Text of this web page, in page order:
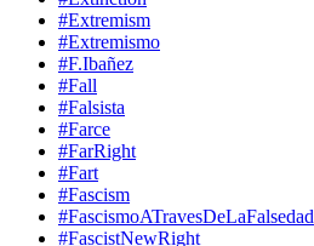
#Extremism
#Extremismo
#F.Ibañez
#Fall
#Falsista
#Farce
#FarRight
#Fart
#Fascism
#FascismoATravesDeLaFalsedad
#FascistNewRight